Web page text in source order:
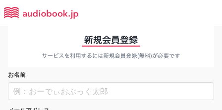
お名前